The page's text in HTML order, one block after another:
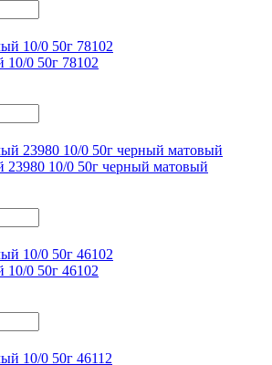
10/0 50г 78102
23980 10/0 50г черный матовый
10/0 50г 46102